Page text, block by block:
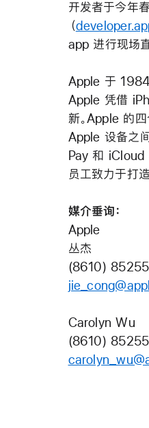
开发者于今年
（
app 进行现场直
Apple 于 1984
Apple 凭借
新。Apple 的
Apple 设备之
Pay 和 iCloud
员工致力于打
媒介垂询：
Apple
丛杰
(8610)
Carolyn Wu
(8610)